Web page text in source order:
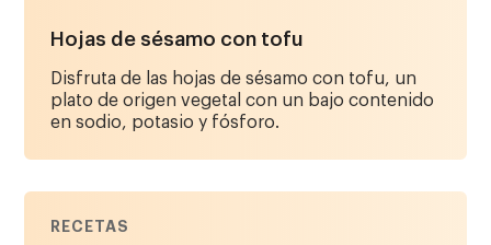
Hojas de sésamo con tofu
Disfruta de las hojas de sésamo con tofu, un
plato de origen vegetal con un bajo contenido
en sodio, potasio y fósforo.
RECETAS